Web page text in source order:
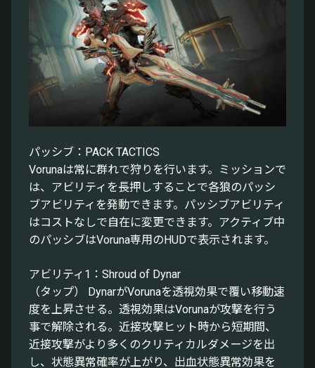
パッシブ：PACK TACTICS
Vorunaは常に群れで狩りを行います。ミッションで
は、アビリティを長押しすることで各狼のパッシ
ブアビリティを発動できます。パッシブアビリティ
はコストなしで自在に変更できます。アクティブ中
のパッシブはVoruna専用のHUDで表示されます。
アビリティ1：Shroud of Dynar
（タップ） DynarがVorunaを透視効果で覆い移動速
度を上昇させる。透視効果はVorunaが攻撃を行う
事で解除される。近接攻撃ヒット時から短期間、
近接攻撃がより多くのクリティカルダメージを出
し、状態異常確率が上がり、出血状態異常効果を